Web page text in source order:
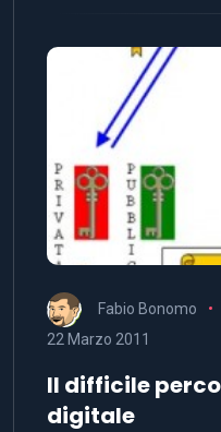
Fabio Bonomo
22 Marzo 2011
Il difficile
digitale